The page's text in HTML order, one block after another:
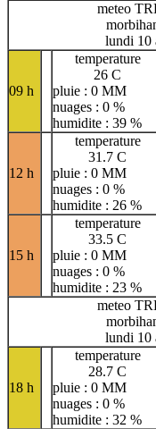
meteo
lundi 10
09 h
temperature
26 C
pluie : 0 MM
nuages : 0 %
humidite : 39 %
12 h
temperature
31.7 C
pluie : 0 MM
nuages : 0 %
humidite : 26 %
15 h
temperature
33.5 C
pluie : 0 MM
nuages : 0 %
humidite : 23 %
meteo
lundi 10
18 h
temperature
28.7 C
pluie : 0 MM
nuages : 0 %
humidite : 32 %